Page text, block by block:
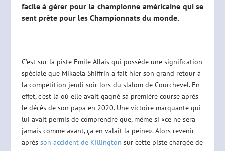
facile à gérer pour la championne américaine qui se
sent prête pour les Championnats du monde.
C’est sur la piste Emile Allais qui possède une signification
spéciale que Mikaela Shiffrin a fait hier son grand retour à
la compétition jeudi soir lors du slalom de Courchevel. En
effet, c’est là où elle avait gagné sa première course après
le décès de son papa en 2020. Une victoire marquante qui
lui avait permis de comprendre que, même si «ce ne sera
jamais comme avant, ça en valait la peine». Alors revenir
après son accident de Killington sur cette piste chargée de